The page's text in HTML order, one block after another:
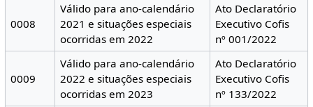
0008
Válido para ano-calendário
2021 e situações especiais
ocorridas em 2022
Ato Declaratório
Executivo Cofis
nº 001/2022
0009
Válido para ano-calendário
2022 e situações especiais
ocorridas em 2023
Ato Declaratório
Executivo Cofis
nº 133/2022